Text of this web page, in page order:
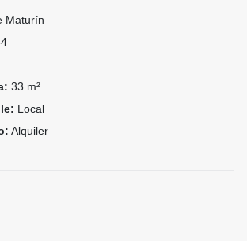
Maturín
33 m²
Local
Alquiler